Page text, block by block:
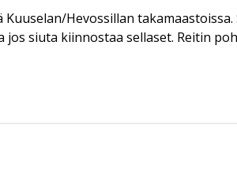
Hevossillan
siuta kiinnostaa sellaset. Reitin